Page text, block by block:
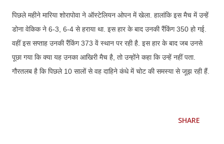
पिछले महीने मारिया शोरापोवा ने ऑस्टेलियन ओपन में खेला. हालांकि इस मैच में उन्हें
डोना वेकिक ने 6-3, 6-4 से हराया था. इस हार के बाद उनकी रैंकिंग 350 हो गई.
वहीं इस सप्ताह उनकी रैंकिंग 373 वें स्थान पर रही है. इस हार के बाद जब उनसे
पूछा गया कि क्या यह उनका आखिरी मैच है, तो उन्होंने कहा कि उन्हें नहीं पता.
गौरतलब है कि पिछले 10 सालों से वह दाहिने कंधे में चोट की समस्या से जूझ रही हैं.
SHARE